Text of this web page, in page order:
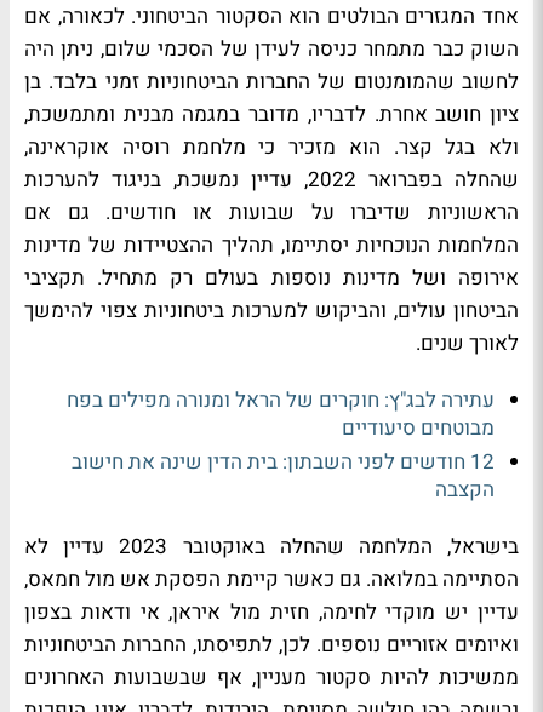
אחד המגזרים הבולטים הוא הסקטור הביטחוני. לכאורה, אם
השוק כבר מתמחר כניסה לעידן של הסכמי שלום, ניתן היה
לחשוב שהמומנטום של החברות הביטחוניות זמני בלבד. בן
ציון חושב אחרת. לדבריו, מדובר במגמה מבנית ומתמשכת,
ולא בגל קצר. הוא מזכיר כי מלחמת רוסיה אוקראינה,
שהחלה בפברואר 2022, עדיין נמשכת, בניגוד להערכות
הראשוניות שדיברו על שבועות או חודשים. גם אם
המלחמות הנוכחיות יסתיימו, תהליך ההצטיידות של מדינות
אירופה ושל מדינות נוספות בעולם רק מתחיל. תקציבי
הביטחון עולים, והביקוש למערכות ביטחוניות צפוי להימשך
לאורך שנים.
עתירה לבג"ץ: חוקרים של הראל ומנורה מפילים בפח
מבוטחים סיעודיים
12 חודשים לפני השבתון: בית הדין שינה את חישוב
הקצבה
בישראל, המלחמה שהחלה באוקטובר 2023 עדיין לא
הסתיימה במלואה. גם כאשר קיימת הפסקת אש מול חמאס,
עדיין יש מוקדי לחימה, חזית מול איראן, אי ודאות בצפון
ואיומים אזוריים נוספים. לכן, לתפיסתו, החברות הביטחוניות
ממשיכות להיות סקטור מעניין, אף שבשבועות האחרונים